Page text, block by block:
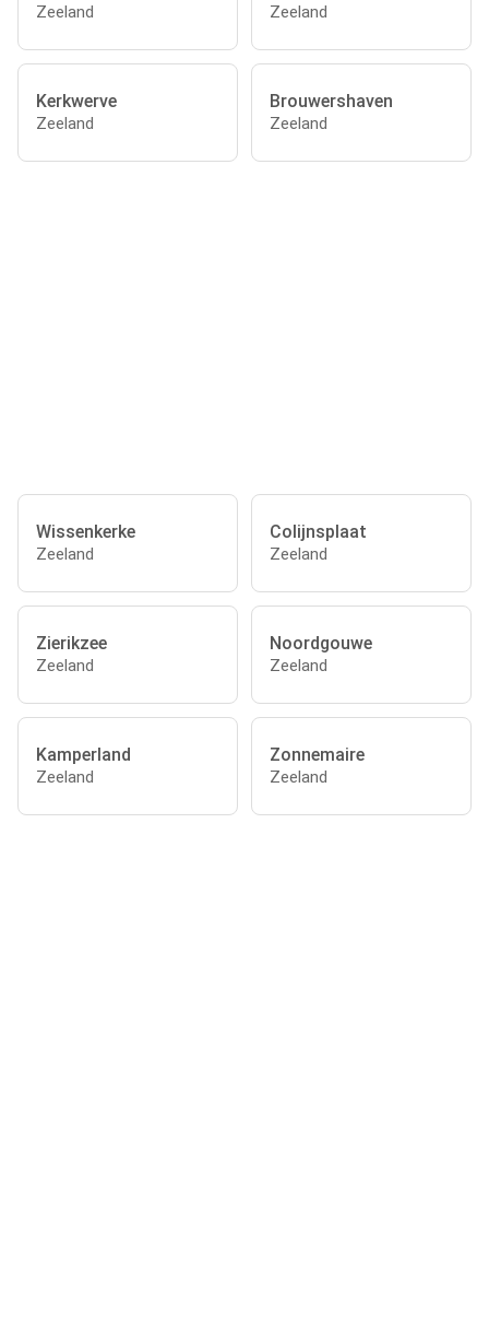
Zeeland Zeeland
Kerkwerve
Zeeland
Brouwershaven
Zeeland
Wissenkerke
Zeeland
Colijnsplaat
Zeeland
Zierikzee
Zeeland
Noordgouwe
Zeeland
Kamperland
Zeeland
Zonnemaire
Zeeland